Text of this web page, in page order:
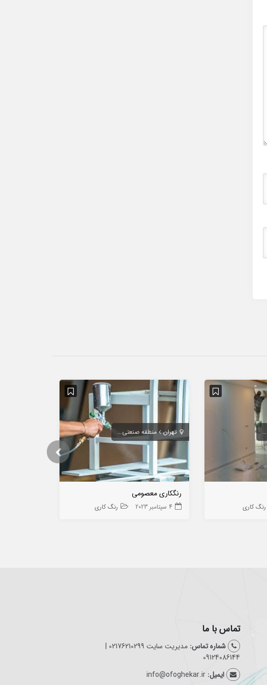
رنگ کاری
تهران منطقه صنعتی خرمدشت پردیس
رنگکاری معصومی
4 سپتامبر 2023 رنگ کاری
تماس با ما
شماره تماس:
مدیریت سایت 02176210299 |
09124086144
ایمیل: info@ofoghekar.ir